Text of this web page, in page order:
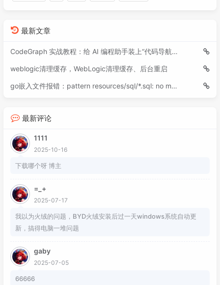
最新文章
CodeGraph 实战教程：给 AI 编程助手装上“代码导航仪”
weblogic清理缓存，WebLogic清理缓存、后台重启
go嵌入文件报错：pattern resources/sql/*.sql: no matching files found
最新评论
1111
2025-10-16
下载哪个呀 博主
=_+
2025-07-17
我以为火绒的问题，BYD火绒安装后过一天windows系统自动更
新，搞得电脑一堆问题
gaby
2025-07-05
66666